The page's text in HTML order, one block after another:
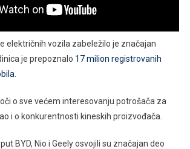
električnih vozila zabeležilo je značajan
je prepoznalo 17 milion registrovanih
o sve većem interesovanju potrošača za
i o konkurentnosti kineskih proizvođača.
BYD, Nio i Geely osvojili su značajan deo